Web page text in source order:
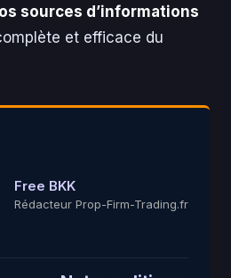
sources d’informations
et efficace du
Free BKK
Rédacteur Prop-Firm-Trading.fr